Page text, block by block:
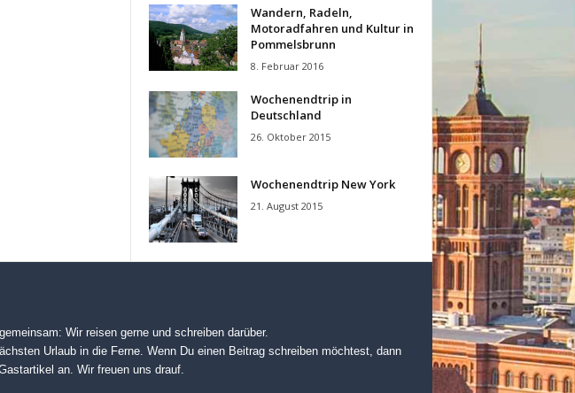
Wandern, Radeln,
Motoradfahren und Kultur in
Pommelsbrunn
8. Februar 2016
Wochenendtrip in
Deutschland
26. Oktober 2015
Wochenendtrip New York
21. August 2015
Wir reisen gerne und schreiben darüber.
Urlaub in die Ferne. Wenn Du einen Beitrag schreiben möchtest, dann
an. Wir freuen uns drauf.